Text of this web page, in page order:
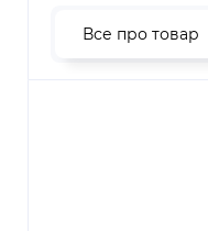
Все про товар